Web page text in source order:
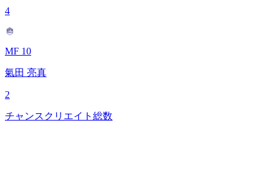
4
MF 10
氣田 亮真
2
チャンスクリエイト総数